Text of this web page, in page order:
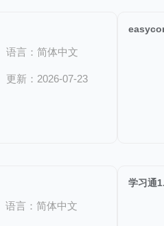
语言：简体中文
更新：2026-07-23
语言：简体中文
学习通